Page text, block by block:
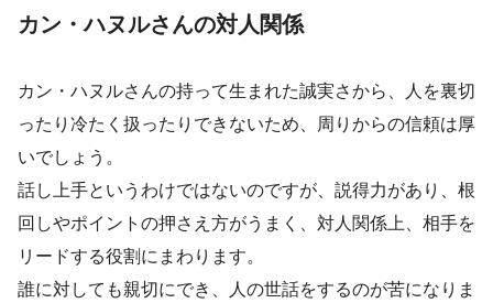
カン・ハヌルさんの対人関係
カン・ハヌルさんの持って生まれた誠実さから、人を裏切
ったり冷たく扱ったりできないため、周りからの信頼は厚
いでしょう。
話し上手というわけではないのですが、説得力があり、根
回しやポイントの押さえ方がうまく、対人関係上、相手を
リードする役割にまわります。
誰に対しても親切にでき、人の世話をするのが苦になりま